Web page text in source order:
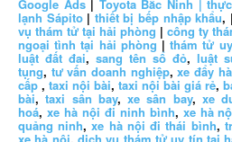
Google Ads| Toyota Bắc Ninh |
lạnh Sápito | thiết bị bếp nhập khẩu,
vụ thám tử tại hải phòng | công ty
ngoại tình tại hải phòng |thám tử
luật đất đai, sang tên sổ đỏ, luật
tụng, tư vấn doanh nghiệp,xe đẩy
cấp , taxi nội bài, taxi nội bài giá rẻ,
bài,taxi sân bay,xe sân bay,xe
hoá, xe hà nội đi ninh bình, xe hà
quảng ninh,xe hà nội đi thái bình,